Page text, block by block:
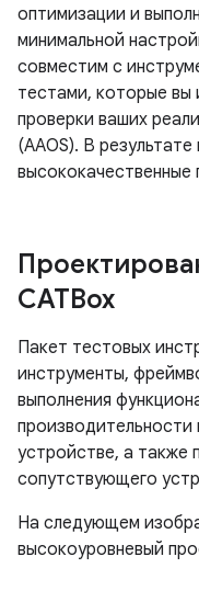
оптимизации и
минимальной
совместим с
тестами, которые вы
проверки ваших
(AAOS). В
высококачественные
CATBox
Пакет тестовых
инструменты,
выполнения
устройстве, а также
сопутствующего
На следующем
высокоуровневый